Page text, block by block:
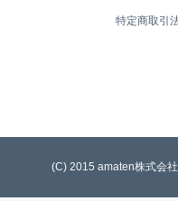
特定商取引
(C) 2015 amaten株式会社